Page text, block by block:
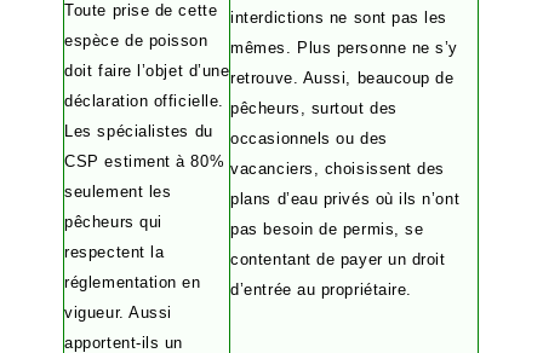
Toute prise de cette
espèce de poisson
doit faire l’objet d’une
déclaration officielle.
Les spécialistes du
CSP estiment à 80%
seulement les
pêcheurs qui
respectent la
réglementation en
vigueur. Aussi
apportent-ils un
interdictions ne sont pas les
mêmes. Plus personne ne s’y
retrouve. Aussi, beaucoup de
pêcheurs, surtout des
occasionnels ou des
vacanciers, choisissent des
plans d’eau privés où ils n’ont
pas besoin de permis, se
contentant de payer un droit
d’entrée au propriétaire.